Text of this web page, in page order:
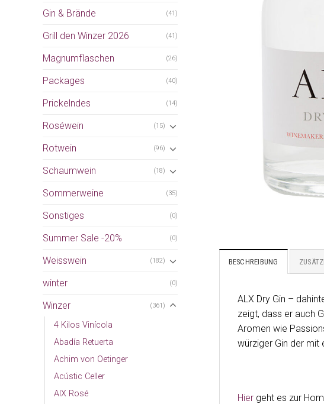
Gin & Brände (41)
Grill den Winzer 2026 (41)
Magnumflaschen (26)
Packages (40)
Prickelndes (14)
Roséwein (15)
Rotwein (96)
Schaumwein (18)
Sommerweine (35)
Sonstiges (0)
Summer Sale -20% (0)
Weisswein (182)
winter (0)
Winzer (361)
4 Kilos Vinícola
Abadía Retuerta
Achim von Oetinger
Acústic Celler
AIX Rosé
BESCHREIBUNG
ALX Dry Gin –
zeigt, dass er auch
Aromen wie
würziger Gin der mit
Hiergeht es zur